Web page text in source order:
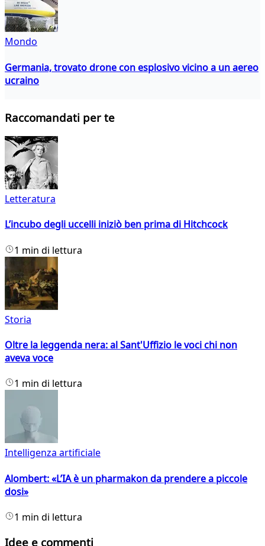
Mondo
Germania, trovato drone con esplosivo vicino a un aereo
ucraino
Raccomandati per te
Letteratura
L’incubo degli uccelli iniziò ben prima di Hitchcock
1 min di lettura
Storia
Oltre la leggenda nera: al Sant'Uffizio le voci chi non
aveva voce
1 min di lettura
Intelligenza artificiale
Alombert: «L’IA è un pharmakon da prendere a piccole
dosi»
1 min di lettura
Idee e commenti